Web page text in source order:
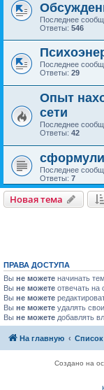
Последнее
Ответы: 546
Последнее
Ответы: 29
Опыт
сети
Последнее
Ответы: 42
Последнее
Ответы: 7
Новая тема
ПРАВА ДОСТУПА
Вы не можете начинать
Вы не можете отвечать на
Вы не можете
Вы не можете удалять
Вы не можете добавлять
На главную
Создано на